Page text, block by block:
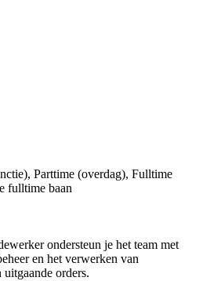
Parttime (overdag), Fulltime
fulltime baan
ondersteun je het team met
en het verwerken van
orders.